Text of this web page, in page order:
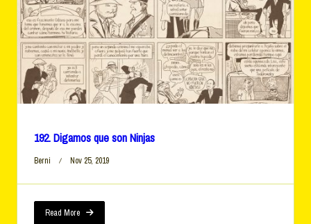
192. Digamos que son Ninjas
Berni Nov 25, 2019
Read More